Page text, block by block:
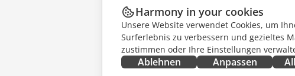
Harmony in your cookies
Unsere Website verwendet Cookies, um
Surferlebnis zu verbessern und gezieltes
zustimmen oder Ihre Einstellungen
Ablehnen Anpassen